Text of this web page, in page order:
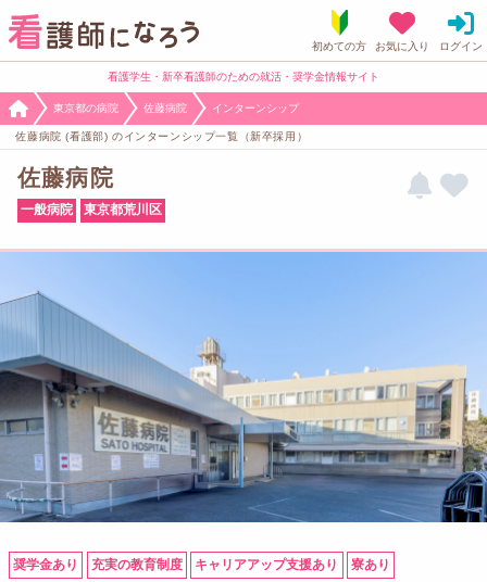
看護学生・新卒看護師のための就活・奨学金情報サイト
東京都の病院 佐藤病院 インターンシップ
佐藤病院 (看護部) のインターンシップ一覧（新卒採用）
佐藤病院
一般病院 東京都荒川区
奨学金あり 充実の教育制度 キャリアアップ支援あり 寮あり